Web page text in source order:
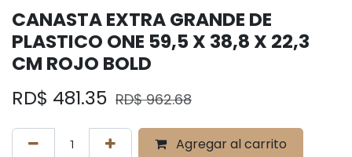
CANASTA EXTRA GRANDE DE
PLASTICO ONE 59,5 X 38,8 X 22,3
CM ROJO BOLD
RD$ 481.35 RD$962.68
Agregar al carrito